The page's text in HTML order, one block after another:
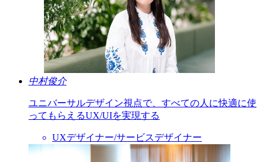
中村俊介
ユニバーサルデザイン視点で、すべての人に快適に使
ってもらえるUX/UIを実現する
UXデザイナー/サービスデザイナー